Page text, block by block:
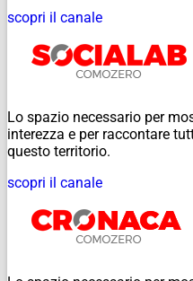
scopri il canale
Lo spazio necessario per
interezza e per raccontare
questo territorio.
scopri il canale